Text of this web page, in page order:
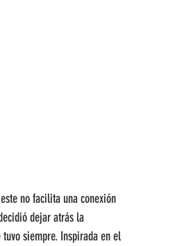
no facilita una conexión
dejar atrás la
siempre. Inspirada en el